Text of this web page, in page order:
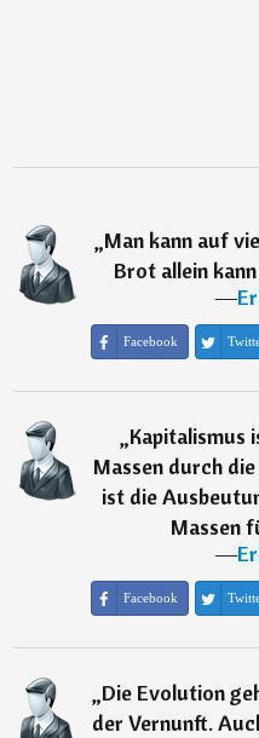
„Man kann auf
Brot allein
―
Facebook
„Kapitalismus
Massen durch
ist die
Massen
―
Facebook
„Die Evolution
der Vernunft.